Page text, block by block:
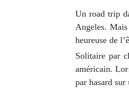
Un road trip
Angeles.
heureuse de
Solitaire par
américain.
par hasard